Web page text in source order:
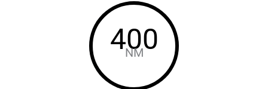
400
NM